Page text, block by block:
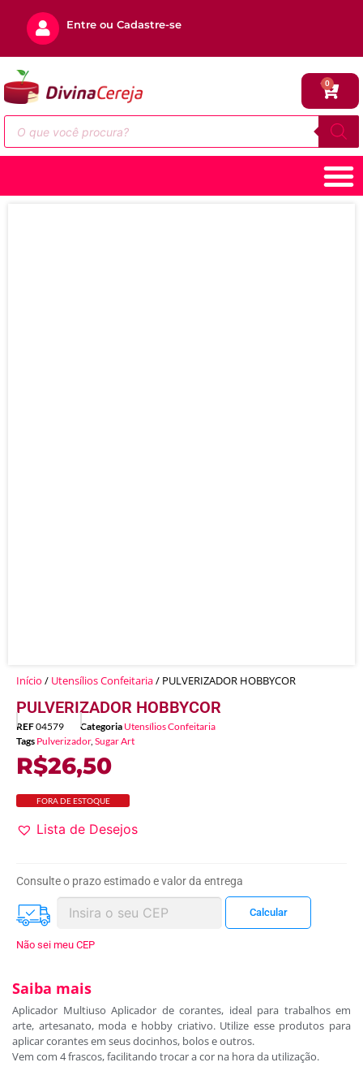
Entre ou Cadastre-se
0
Início / Utensílios Confeitaria/ PULVERIZADOR HOBBYCOR
PULVERIZADOR HOBBYCOR
REF04579 Categoria Utensílios Confeitaria
Tags Pulverizador, Sugar Art
R$26,50
FORA DE ESTOQUE
Lista de Desejos
Consulte o prazo estimado e valor da entrega
Não sei meu CEP
Saiba mais
Aplicador Multiuso Aplicador de corantes, ideal para trabalhos em
arte, artesanato, moda e hobby criativo. Utilize esse produtos para
aplicar corantes em seus docinhos, bolos e outros.
Vem com 4 frascos, facilitando trocar a cor na hora da utilização.